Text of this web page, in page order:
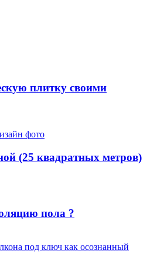
плитку своими
(25 квадратных метров)
пола ?